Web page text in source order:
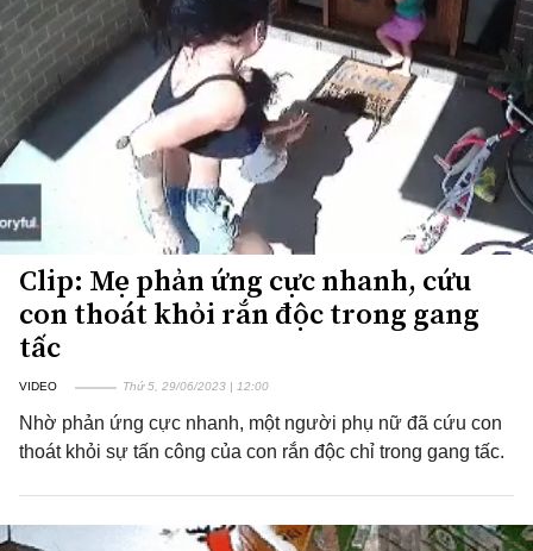
Clip: Mẹ phản ứng cực nhanh, cứu
con thoát khỏi rắn độc trong gang
tấc
VIDEO Thứ 5, 29/06/2023 | 12:00
Nhờ phản ứng cực nhanh, một người phụ nữ đã cứu con
thoát khỏi sự tấn công của con rắn độc chỉ trong gang tấc.